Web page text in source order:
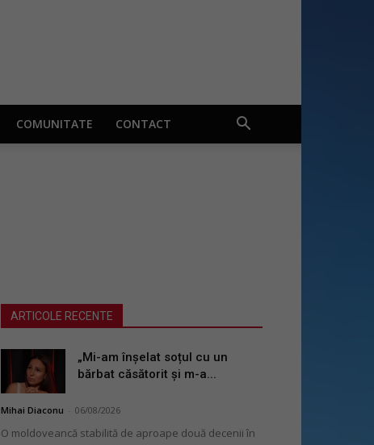
COMUNITATE CONTACT
ARTICOLE RECENTE
„Mi-am înșelat soțul cu un
bărbat căsătorit și m-a...
Mihai Diaconu 06/08/2026
O moldoveancă stabilită de aproape două decenii în